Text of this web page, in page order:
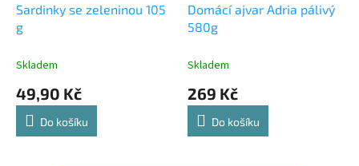
Sardinky se zeleninou 105
g
Skladem
49,90 Kč
Do košíku
Domácí ajvar Adria pálivý
580g
Skladem
269 Kč
Do košíku